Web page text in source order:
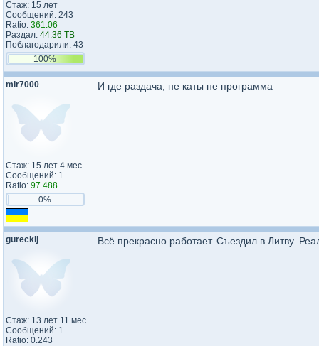
Стаж: 15 лет
Сообщений: 243
Ratio: 361.06
Раздал: 44.36 TB
Поблагодарили: 43
100%
mir7000
Стаж: 15 лет 4 мес.
Сообщений: 1
Ratio: 97.488
0%
И где раздача, не каты не программа
gureckij
Стаж: 13 лет 11 мес.
Сообщений: 1
Ratio: 0.243
Всё прекрасно работает. Съездил в Литву.